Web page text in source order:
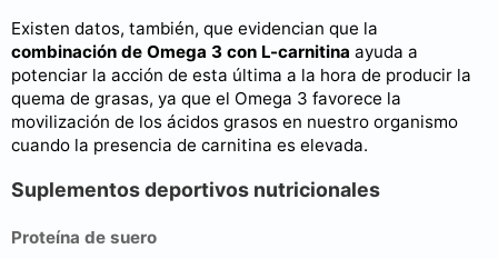
Existen datos, también, que evidencian que la
combinación de Omega 3 con L-carnitina ayuda a
potenciar la acción de esta última a la hora de producir la
quema de grasas, ya que el Omega 3 favorece la
movilización de los ácidos grasos en nuestro organismo
cuando la presencia de carnitina es elevada.
Suplementos deportivos nutricionales
Proteína de suero